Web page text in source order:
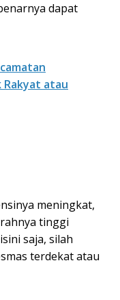
dapat
Rakyat atau
meningkat,
tinggi
saja, silah
terdekat atau